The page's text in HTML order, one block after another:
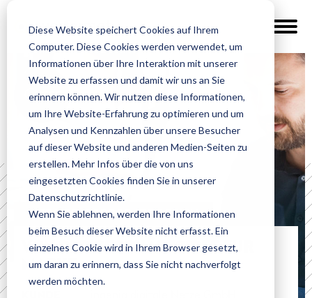
Diese Website speichert Cookies auf Ihrem
Computer. Diese Cookies werden verwendet, um
Informationen über Ihre Interaktion mit unserer
Website zu erfassen und damit wir uns an Sie
erinnern können. Wir nutzen diese Informationen,
um Ihre Website-Erfahrung zu optimieren und um
Analysen und Kennzahlen über unsere Besucher
auf dieser Website und anderen Medien-Seiten zu
erstellen. Mehr Infos über die von uns
eingesetzten Cookies finden Sie in unserer
Datenschutzrichtlinie.
Wenn Sie ablehnen, werden Ihre Informationen
beim Besuch dieser Website nicht erfasst. Ein
einzelnes Cookie wird in Ihrem Browser gesetzt,
um daran zu erinnern, dass Sie nicht nachverfolgt
werden möchten.
Cases
WEBSITE, CORPORATE DESIGN
VON DER GESCHÄFTSIDEE ZUR
MARKE